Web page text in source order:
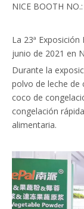
NICE BOOTH
La 23ª
junio de 2021 en
Durante la
polvo de leche de
coco de
congelación
alimentaria.